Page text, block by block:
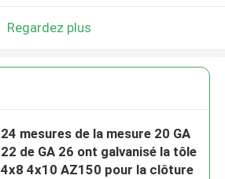
Regardez plus
24 mesures de la mesure 20 GA
22 de GA 26 ont galvanisé la tôle
4x8 4x10 AZ150 pour la clôture